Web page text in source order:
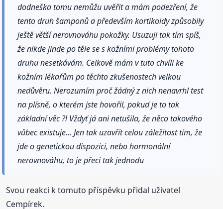
dodneška tomu nemůžu uvěřit a mám podezření, že
tento druh šamponů a především kortikoidy způsobily
ještě větší nerovnováhu pokožky. Usuzuji tak tím spíš,
že nikde jinde po těle se s kožními problémy tohoto
druhu nesetkávám. Celkově mám v tuto chvíli ke
kožním lékařům po těchto zkušenostech velkou
nedůvěru. Nerozumím proč žádný z nich nenavrhl test
na plísně, o kterém jste hovořil, pokud je to tak
základní věc ?! Vždyť já ani netušila, že něco takového
vůbec existuje... Jen tak uzavřít celou záležitost tím, že
jde o genetickou dispozici, nebo hormonální
nerovnováhu, to je přeci tak jednodu
Svou reakci k tomuto příspěvku přidal uživatel
Cempírek.